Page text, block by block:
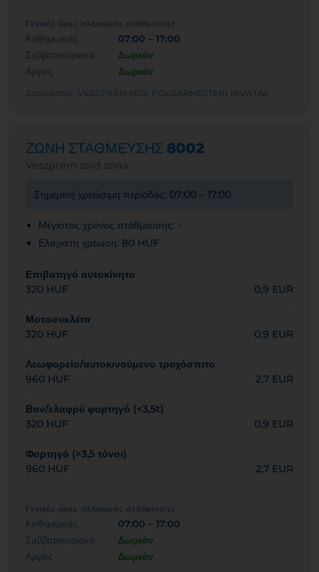
Γενικές ώρες πληρωμής στάθμευσης
Καθημερινές
07:00 – 17:00
Σαββατοκύριακα
Δωρεάν
Αργίες
Δωρεάν
Διαχειριστής: VESZPRÉM MJV. POLGÁRMESTERI HIVATAL
ΖΩΝΗ ΣΤΑΘΜΕΥΣΗΣ 8002
Veszprém zöld zóna
Σημερινή χρεώσιμη περίοδος: 07:00 – 17:00
Μέγιστος χρόνος στάθμευσης: -
Ελάχιστη χρέωση: 80 HUF
Επιβατηγό αυτοκίνητο
320 HUF
0,9 EUR
Μοτοσυκλέτα
320 HUF
0,9 EUR
Λεωφορείο/αυτοκινούμενο τροχόσπιτο
960 HUF
2,7 EUR
Βαν/ελαφρύ φορτηγό (<3,5t)
320 HUF
0,9 EUR
Φορτηγό (>3,5 τόνοι)
960 HUF
2,7 EUR
Γενικές ώρες πληρωμής στάθμευσης
Καθημερινές
07:00 – 17:00
Σαββατοκύριακα
Δωρεάν
Αργίες
Δωρεάν